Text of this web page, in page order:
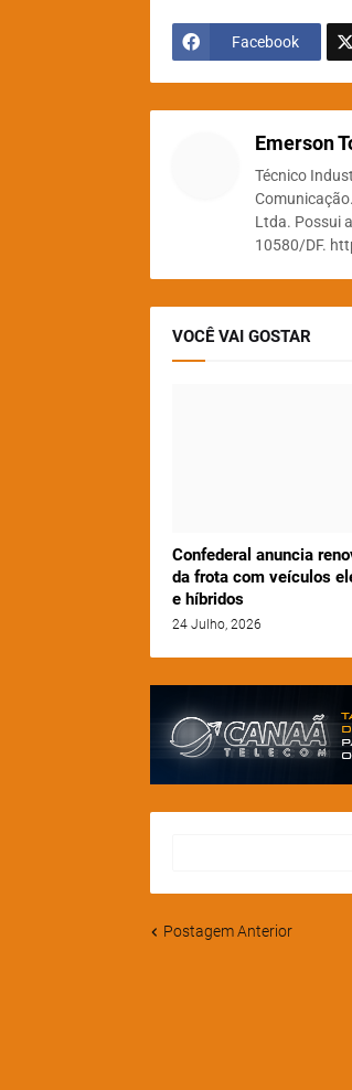
Facebook
Emerson
Técnico
Ltda. Possui
10580/DF.
VOCÊ VAI GOSTAR
Confederal anuncia
da frota com veículos
e híbridos
24 Julho, 2026
Postagem Anterior